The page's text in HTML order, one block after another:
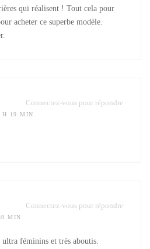
qui réalisent ! Tout cela pour
acheter ce superbe modèle.
H 19 MIN
Connectez-vous pour répondre
MIN
féminins et très aboutis.
Connectez-vous pour répondre